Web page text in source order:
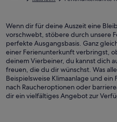
Wenn dir für deine Auszeit eine
vorschwebt, stöbere durch unsere
perfekte Ausgangsbasis. Ganz
einer Ferienunterkunft verbringst,
deinem Vierbeiner, du kannst dich
freuen, die du dir wünschst. Was
Beispielsweise Klimaanlage und ein
nach Raucheroptionen oder
dir ein vielfältiges Angebot zur